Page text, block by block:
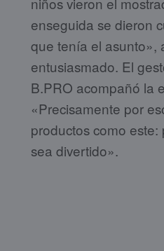
enseguida se dieron
que tenía el asunto»,
entusiasmado. El
B.PRO acompañó la
«Precisamente por
productos como
sea divertido».